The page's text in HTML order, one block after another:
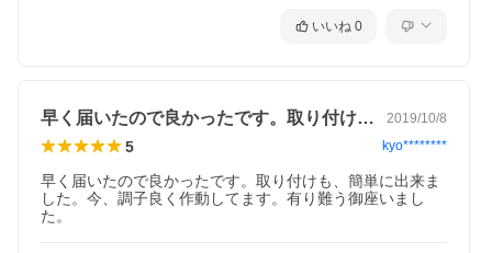
いいね 0
早く届いたので良かったです。取り付けも… 2019/10/8
5 kyo********
早く届いたので良かったです。取り付けも、簡単に出来ま
した。今、調子良く作動してます。有り難う御座いまし
た。